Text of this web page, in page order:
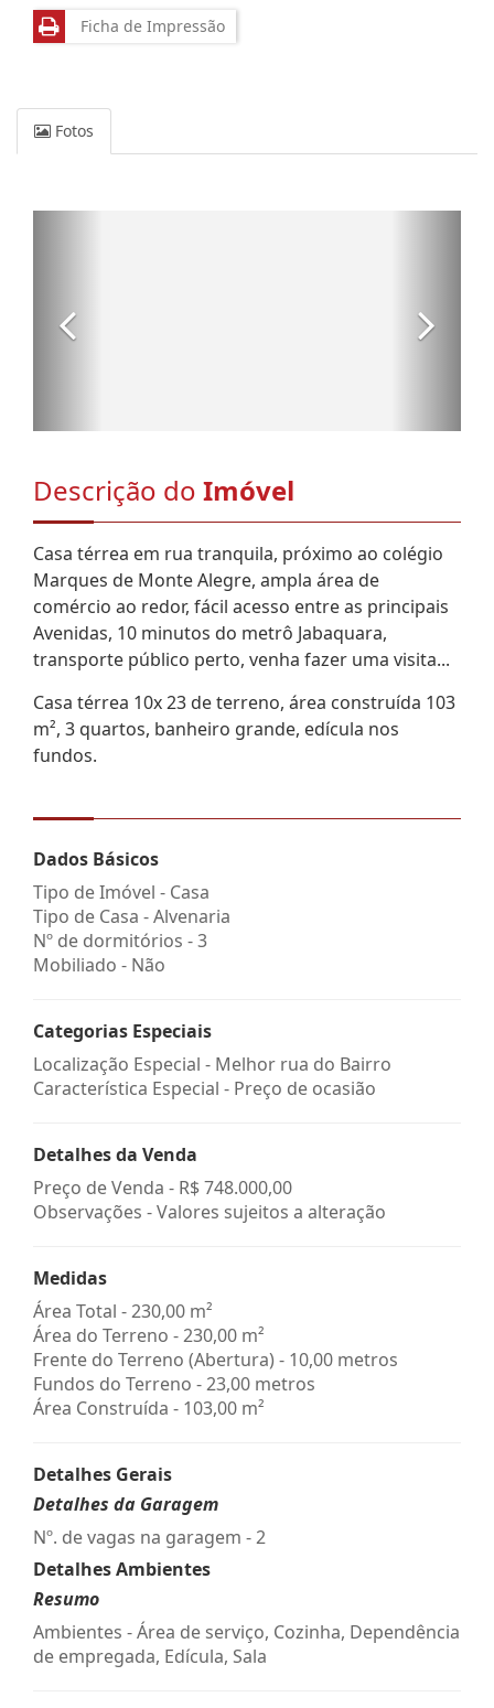
Ficha de Impressão
Fotos
Descrição do Imóvel
Casa térrea em rua tranquila, próximo ao colégio
Marques de Monte Alegre, ampla área de
comércio ao redor, fácil acesso entre as principais
Avenidas, 10 minutos do metrô Jabaquara,
transporte público perto, venha fazer uma visita...
Casa térrea 10x 23 de terreno, área construída 103
m², 3 quartos, banheiro grande, edícula nos
fundos.
Dados Básicos
Tipo de Imóvel - Casa
Tipo de Casa - Alvenaria
Nº de dormitórios - 3
Mobiliado - Não
Categorias Especiais
Localização Especial - Melhor rua do Bairro
Característica Especial - Preço de ocasião
Detalhes da Venda
Preço de Venda - R$ 748.000,00
Observações - Valores sujeitos a alteração
Medidas
Área Total - 230,00 m²
Área do Terreno - 230,00 m²
Frente do Terreno (Abertura) - 10,00 metros
Fundos do Terreno - 23,00 metros
Área Construída - 103,00 m²
Detalhes Gerais
Detalhes da Garagem
Nº. de vagas na garagem - 2
Detalhes Ambientes
Resumo
Ambientes - Área de serviço, Cozinha, Dependência
de empregada, Edícula, Sala